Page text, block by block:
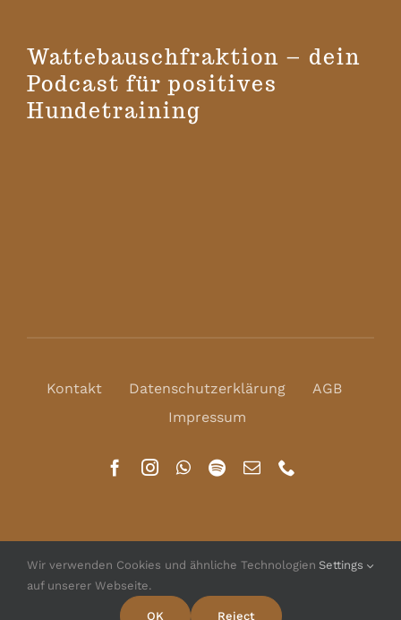
Wattebauschfraktion – dein
Podcast für positives
Hundetraining
Kontakt Datenschutzerklärung
AGB
Impressum
© Copyright 2016 - 2026 | All Rights Reserved | Powered
by
WordPress
Wir verwenden Cookies und ähnliche Technologien
auf unserer Webseite.
Settings
OK Reject